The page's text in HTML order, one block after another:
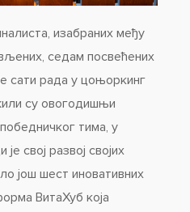
изабраних међу
седам посвећених
сати рада у цоњоркинг
су овогодишњи
тима, у
свој развој својих
још шест иновативних
ВитаХуб која